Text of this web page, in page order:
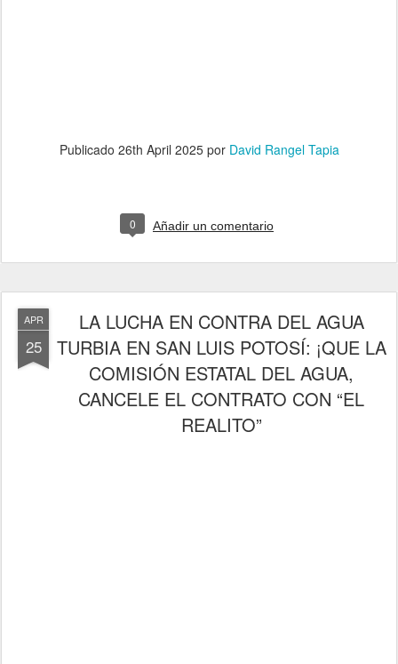
Publicado 26th April 2025por David Rangel Tapia
0 Añadir un comentario
APR
25
LA LUCHA EN CONTRA DEL AGUA
TURBIA EN SAN LUIS POTOSÍ: ¡QUE LA
COMISIÓN ESTATAL DEL AGUA,
CANCELE EL CONTRATO CON “EL
REALITO”